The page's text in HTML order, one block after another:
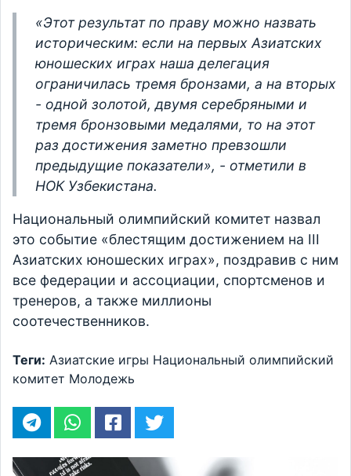
«Этот результат по праву можно назвать
историческим: если на первых Азиатских
юношеских играх наша делегация
ограничилась тремя бронзами, а на вторых
- одной золотой, двумя серебряными и
тремя бронзовыми медалями, то на этот
раз достижения заметно превзошли
предыдущие показатели», - отметили в
НОК Узбекистана.
Национальный олимпийский комитет назвал
это событие «блестящим достижением на III
Азиатских юношеских играх», поздравив с ним
все федерации и ассоциации, спортсменов и
тренеров, а также миллионы
соотечественников.
Теги: Азиатские игры Национальный олимпийский
комитет Молодежь